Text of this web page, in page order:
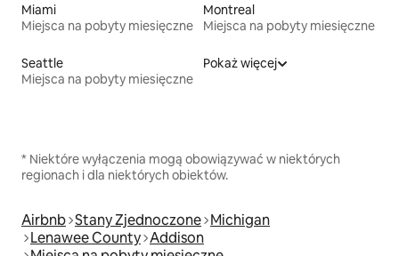
Miami
Miejsca na pobyty miesięczne
Montreal
Miejsca na pobyty miesięczne
Seattle
Miejsca na pobyty miesięczne
Pokaż więcej
* Niektóre wyłączenia mogą obowiązywać w niektórych
regionach i dla niektórych obiektów.
Airbnb Stany Zjednoczone Michigan
Lenawee County Addison